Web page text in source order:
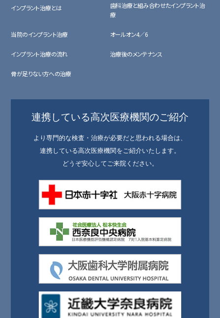
インプラント治療とは
歯科治療と組み合わせたインプラント治
療
当院のインプラント治療 オールオン4／6
インプラント治療の流れ 治療後のメンテナンス
骨が足りない方への治療
連携している高次医療機関のご紹介
より専門的な検査・治療が必要だと思われる場合は、
連携している高次医療機関をご紹介いたします。
どうぞ安心してご来院ください。